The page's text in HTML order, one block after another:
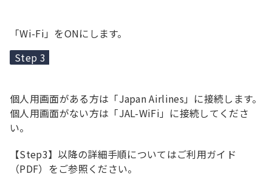
「Wi-Fi」をONにします。
Step 3
個人用画面がある方は「Japan Airlines」に接続します。
個人用画面がない方は「JAL-WiFi」に接続してくださ
い。
【Step3】以降の詳細手順についてはご利用ガイド
（PDF）をご参照ください。